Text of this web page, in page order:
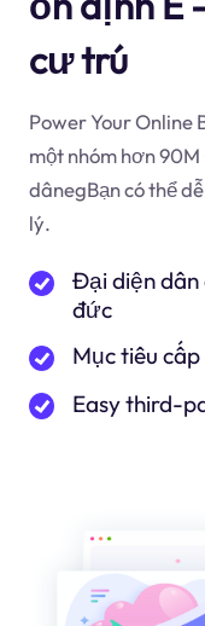
cư trú
Power Your Online
một nhóm hơn 90M
dânegBạn có thể
lý.
Đại diện dân
đức
Mục tiêu
Easy third-